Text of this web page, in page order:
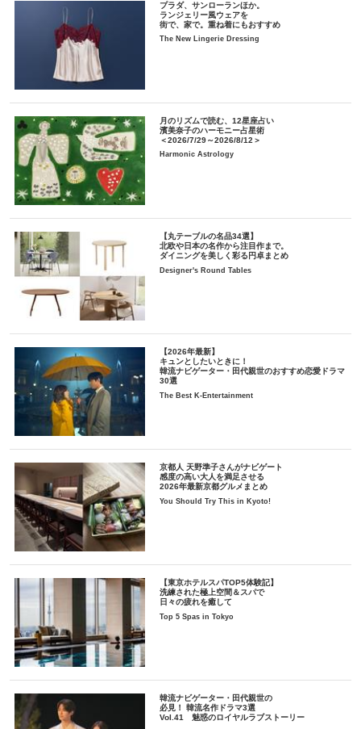
プラダ、サンローランほか。
ランジェリー風ウェアを
街で、家で。重ね着にもおすすめ
The New Lingerie Dressing
月のリズムで読む、12星座占い
濱美奈子のハーモニー占星術
＜2026/7/29～2026/8/12＞
Harmonic Astrology
【丸テーブルの名品34選】
北欧や日本の名作から注目作まで。
ダイニングを美しく彩る円卓まとめ
Designer's Round Tables
【2026年最新】
キュンとしたいときに！
韓流ナビゲーター・田代親世のおすすめ恋愛ドラマ
30選
The Best K-Entertainment
京都人 天野準子さんがナビゲート
感度の高い大人を満足させる
2026年最新京都グルメまとめ
You Should Try This in Kyoto!
【東京ホテルスパTOP5体験記】
洗練された極上空間＆スパで
日々の疲れを癒して
Top 5 Spas in Tokyo
韓流ナビゲーター・田代親世の
必見！ 韓流名作ドラマ3選
Vol.41 魅惑のロイヤルラブストーリー